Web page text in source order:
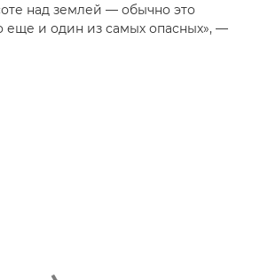
над землей — обычно это
еще и один из самых опасных», —